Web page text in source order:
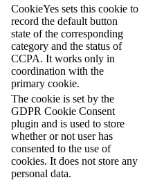
CookieYes sets this cookie to
record the default button
state of the corresponding
category and the status of
CCPA. It works only in
coordination with the
primary cookie.
The cookie is set by the
GDPR Cookie Consent
plugin and is used to store
whether or not user has
consented to the use of
cookies. It does not store any
personal data.